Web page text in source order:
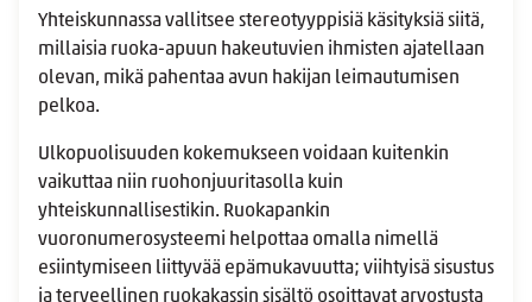
Yhteiskunnassa vallitsee stereotyyppisiä käsityksiä siitä,
millaisia ruoka-apuun hakeutuvien ihmisten ajatellaan
olevan, mikä pahentaa avun hakijan leimautumisen
pelkoa.
Ulkopuolisuuden kokemukseen voidaan kuitenkin
vaikuttaa niin ruohonjuuritasolla kuin
yhteiskunnallisestikin. Ruokapankin
vuoronumerosysteemi helpottaa omalla nimellä
esiintymiseen liittyvää epämukavuutta; viihtyisä sisustus
ja terveellinen ruokakassin sisältö osoittavat arvostusta